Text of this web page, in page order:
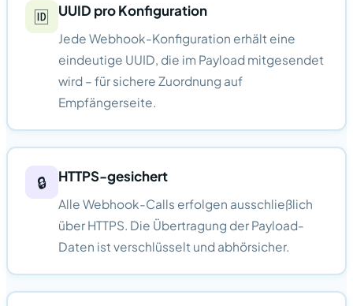
🆔 UUID pro Konfiguration
Jede Webhook-Konfiguration erhält eine
eindeutige UUID, die im Payload mitgesendet
wird – für sichere Zuordnung auf
Empfängerseite.
🔒 HTTPS-gesichert
Alle Webhook-Calls erfolgen ausschließlich
über HTTPS. Die Übertragung der Payload-
Daten ist verschlüsselt und abhörsicher.